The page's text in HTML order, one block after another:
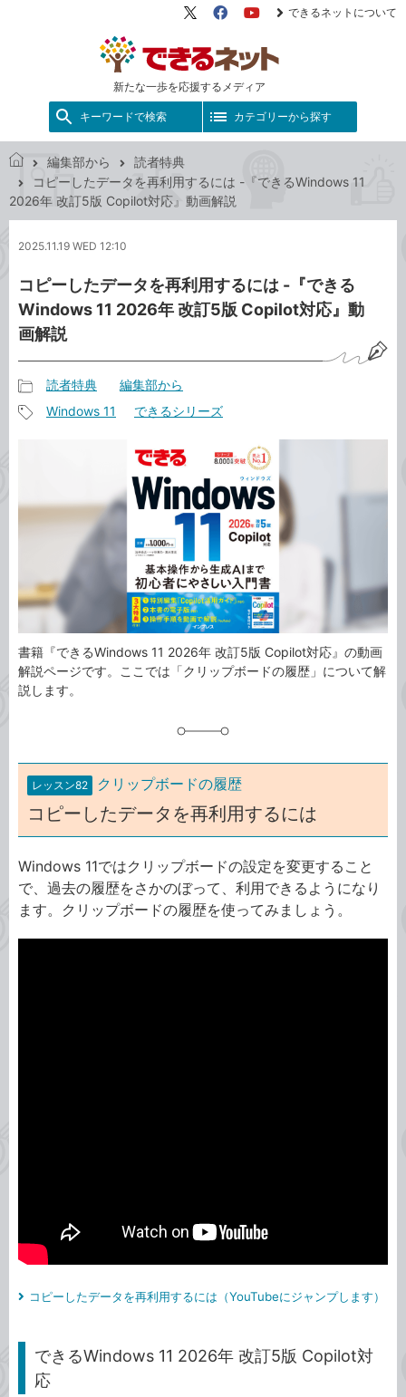
新たな一歩を応援するメディア
X（旧
FacebookYouTube
できるネットについて
キーワードで検索 カテゴリーから探す
で
き
ッ
編集部から
読者特典
コピーしたデータを再利用するには -『できるWindows 11
2026年 改訂5版 Copilot対応』動画解説
2025.11.19 WED 12:10
コピーしたデータを再利用するには -『できる
Windows 11 2026年 改訂5版 Copilot対応』動
画解説
事
リ
読者特典 編集部から
Windows 11 できるシリーズ
書籍『できるWindows 11 2026年 改訂5版 Copilot対応』の動画
解説ページです。ここでは「クリップボードの履歴」について解
説します。
レッスン82 クリップボードの履歴
コピーしたデータを再利用するには
Windows 11ではクリップボードの設定を変更すること
で、過去の履歴をさかのぼって、利用できるようになり
ます。クリップボードの履歴を使ってみましょう。
コピーしたデータを再利用するには（YouTubeにジャンプします）
できるWindows 11 2026年 改訂5版 Copilot対
応